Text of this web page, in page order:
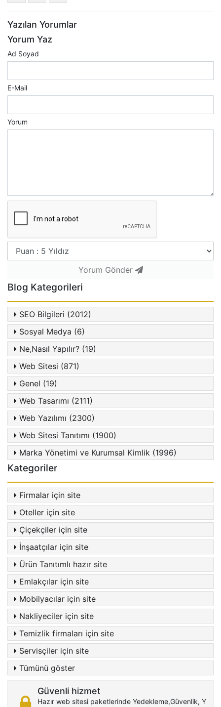
Yazılan Yorumlar
Yorum Yaz
Ad Soyad
E-Mail
Yorum
Yorum Gönder
Blog Kategorileri
SEO Bilgileri (2012)
Sosyal Medya (6)
Ne,Nasıl Yapılır? (19)
Web Sitesi (871)
Genel (19)
Web Tasarımı (2111)
Web Yazılımı (2300)
Web Sitesi Tanıtımı (1900)
Marka Yönetimi ve Kurumsal Kimlik (1996)
Kategoriler
Firmalar için site
Oteller için site
Çiçekçiler için site
İnşaatçılar için site
Ürün Tanıtımlı hazır site
Emlakçılar için site
Mobilyacılar için site
Nakliyeciler için site
Temizlik firmaları için site
Servisçiler için site
Tümünü göster
Güvenli hizmet
Hazır web sitesi paketlerinde Yedekleme,Güvenlik, Y